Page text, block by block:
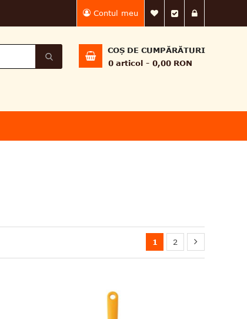
Contul meu Lista Mea de
Finalizează
COȘ DE CUMPĂRĂTURI
0 articol 0,00 RON
1 2